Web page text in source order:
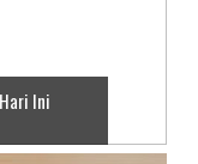
Ini